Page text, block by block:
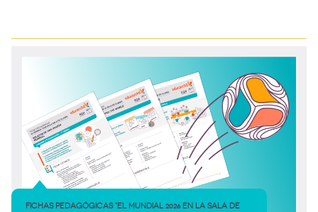
a
cuenta
FICHAS PEDAGÓGICAS "EL MUNDIAL 2026 EN LA SALA DE